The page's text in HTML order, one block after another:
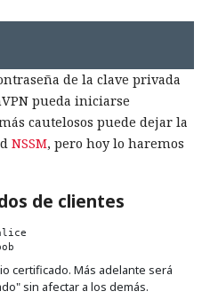
de la clave privada
pueda iniciarse
cautelosos puede dejar la
NSSM, pero hoy lo haremos
de clientes
certificado. Más adelante será
sin afectar a los demás.